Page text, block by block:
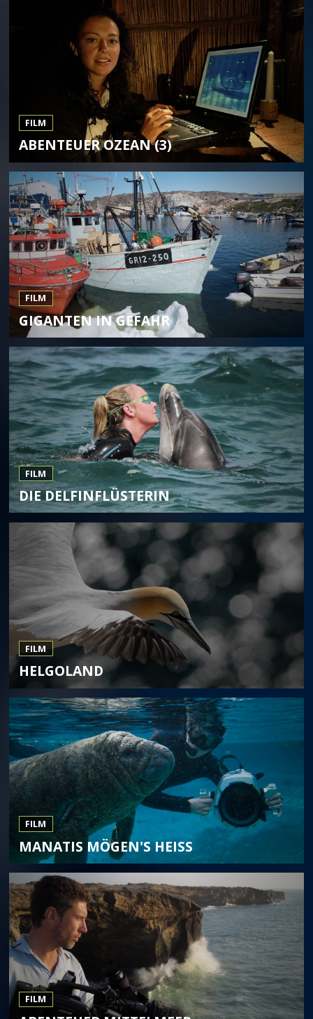
FILM
ABENTEUER OZEAN (3)
FILM
GIGANTEN IN GEFAHR
FILM
DIE DELFINFLÜSTERIN
FILM
HELGOLAND
FILM
MANATIS MÖGEN'S HEISS
FILM